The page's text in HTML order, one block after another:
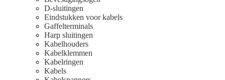
D-sluitingen
Eindstukken voor kabels
Gaffelterminals
Harp sluitingen
Kabelhouders
Kabelklemmen
Kabelringen
Kabels